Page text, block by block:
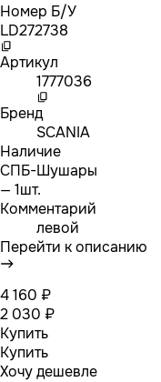
Номер Б/У
LD272738
Артикул
1777036
Бренд
SCANIA
Наличие
СПБ-Шушары
— 1шт.
Комментарий
левой
Перейти к описанию
4 160 ₽
2 030 ₽
Купить
Купить
Хочу дешевле